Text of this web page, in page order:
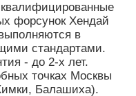
форсунок Хендай
в
стандартами.
- до 2-х лет.
точках Москвы
Балашиха).